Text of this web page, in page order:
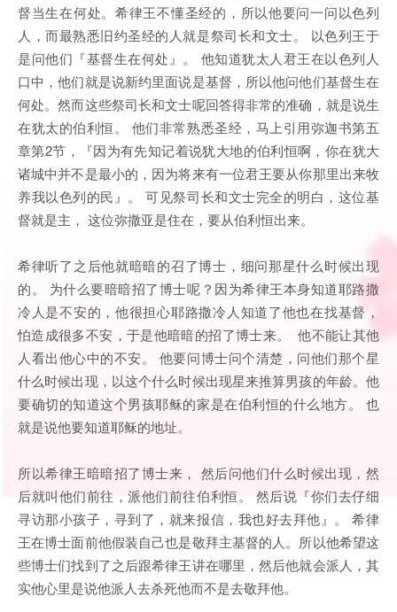
督当生在何处。希律王不懂圣经的，所以他要问一问以色列
人，而最熟悉旧约圣经的人就是祭司长和文士。 以色列王于
是问他们『基督生在何处』。 他知道犹太人君王在以色列人
口中，他们就是说新约里面说是基督，所以他问他们基督生在
何处。然而这些祭司长和文士呢回答得非常的准确，就是说生
在犹太的伯利恒。 他们非常熟悉圣经，马上引用弥迦书第五
章第2节，『因为有先知记着说犹大地的伯利恒啊，你在犹大
诸城中并不是最小的，因为将来有一位君王要从你那里出来牧
养我以色列的民』。 可见祭司长和文士完全的明白，这位基
督就是主， 这位弥撒亚是住在，要从伯利恒出来。
希律听了之后他就暗暗的召了博士，细问那星什么时候出现
的。 为什么要暗暗招了博士呢？因为希律王本身知道耶路撒
冷人是不安的，他很担心耶路撒冷人知道了他也在找基督，
怕造成很多不安，于是他暗暗的招了博士来。 他不能让其他
人看出他心中的不安。 他要问博士问个清楚，问他们那个星
什么时候出现，以这个什么时候出现星来推算男孩的年龄。他
要确切的知道这个男孩耶稣的家是在伯利恒的什么地方。 也
就是说他要知道耶稣的地址。
所以希律王暗暗招了博士来， 然后问他们什么时候出现，然
后就叫他们前往，派他们前往伯利恒。 然后说『你们去仔细
寻访那小孩子，寻到了，就来报信，我也好去拜他』。 希律
王在博士面前他假装自己也是敬拜主基督的人。所以他希望这
些博士们找到了之后跟希律王讲在哪里，然后他就会派人，其
实他心里是说他派人去杀死他而不是去敬拜他。